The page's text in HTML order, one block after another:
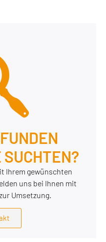
SUCHTEN?
Ihrem gewünschten
uns bei Ihnen mit
Umsetzung.